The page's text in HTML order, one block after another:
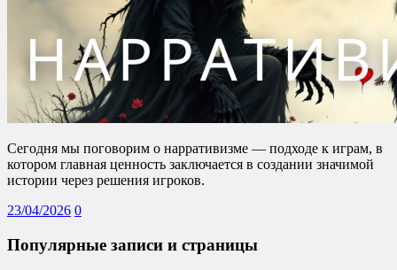
Сегодня мы поговорим о нарративизме — подходе к играм, в
котором главная ценность заключается в создании значимой
истории через решения игроков.
23/04/2026 0
Популярные записи и страницы